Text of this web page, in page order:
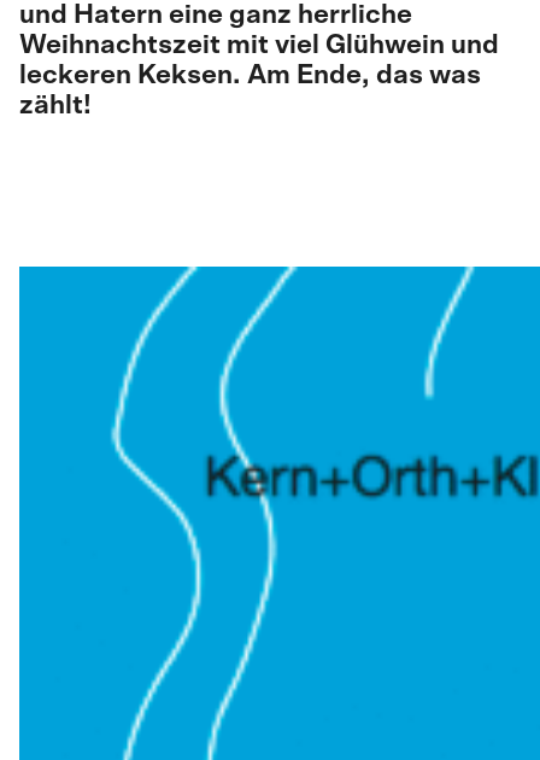
und Hatern eine ganz herrliche
Weihnachtszeit mit viel Glühwein und
leckeren Keksen. Am Ende, das was
zählt!